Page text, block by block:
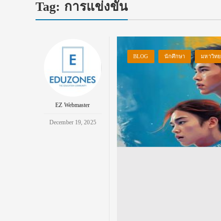
Tag: การแข่งขัน
EZ Webmaster
December 19, 2025
BLOG นักศึกษา มหาวิท